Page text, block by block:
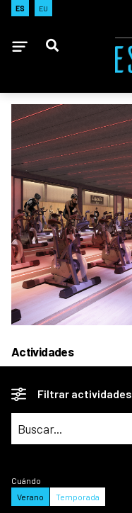
ES EU
Actividades
Filtrar actividades
Cuándo
Verano
Temporada